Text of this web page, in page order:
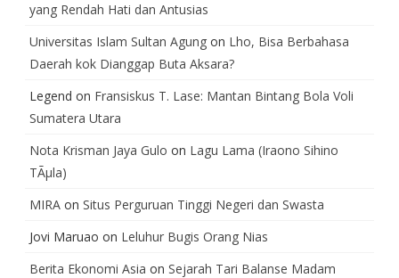
yang Rendah Hati dan Antusias
Universitas Islam Sultan Agung on Lho, Bisa Berbahasa
Daerah kok Dianggap Buta Aksara?
Legend on Fransiskus T. Lase: Mantan Bintang Bola Voli
Sumatera Utara
Nota Krisman Jaya Gulo on Lagu Lama (Iraono Sihino
TÃµla)
MIRA on Situs Perguruan Tinggi Negeri dan Swasta
Jovi Maruao on Leluhur Bugis Orang Nias
Berita Ekonomi Asia on Sejarah Tari Balanse Madam